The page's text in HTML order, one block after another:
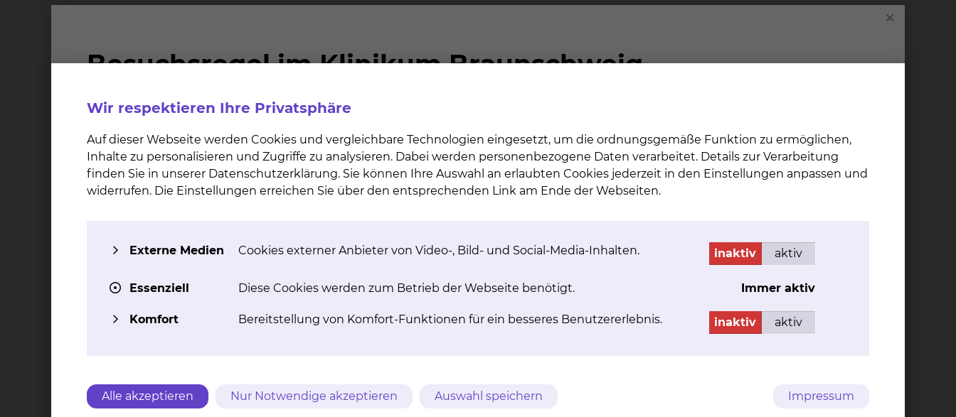
Fichtengrund 1, 38126
Fax: +49 531 595 2655
Per E-Mail kontaktieren
Die Lupus-Nephritis ist eine der häufigsten schwerwiegenden Manifestationen des systemischen Lupus
untersucht.
Eignungskriterien:
Die genauen Ein- und Ausschlusskriterien können Sie auf der Website des Sponsors einsehen. Alternativ
können Sie sich auch an das Team des Studienzentrums der Klinik für Nephrologie, Rheumatologie und
Wie ist der Status der Studie?
Rekrutierung begonnen
Wir respektieren Ihre Privatsphäre
Auf dieser Webseite werden Cookies und vergleichbare Technologien eingesetzt, um die ordnungsgemäße Funktion zu ermöglichen,
Inhalte zu personalisieren und Zugriffe zu analysieren. Dabei werden personenbezogene Daten verarbeitet. Details zur Verarbeitung
finden Sie in unserer Datenschutzerklärung. Sie können Ihre Auswahl an erlaubten Cookies jederzeit in den Einstellungen anpassen und
widerrufen. Die Einstellungen erreichen Sie über den entsprechenden Link am Ende der Webseiten.
Externe Medien Cookies externer Anbieter von Video-, Bild- und Social-Media-Inhalten. inaktiv aktiv
Essenziell Diese Cookies werden zum Betrieb der Webseite benötigt. Immer aktiv
Komfort Bereitstellung von Komfort-Funktionen für ein besseres Benutzererlebnis. inaktiv aktiv
Alle akzeptieren Nur Notwendige akzeptieren Auswahl speichern Impressum